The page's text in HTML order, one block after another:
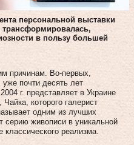
персональной выставки
трансформировалась,
в пользу большей
причинам. Во-первых,
почти десять лет
г. представляет в Украине
которого галерист
одним из лучших
серию живописи в уникальной
реализма.